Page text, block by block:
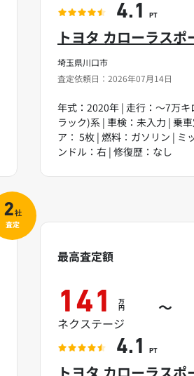
埼玉県川口市
査定依頼日：2026年07月14日
トヨタ カローラスポ
年式：2020年 | 走行：～7万キ
ラック)系 | 車検：未入力 | 乗
ア： 5枚 | 燃料：ガソリン | ミ
ンドル：右 | 修復歴：なし
4.1 PT
2社
査定
最高査定額
141 万
円 ～
ネクステージ
4.1 PT